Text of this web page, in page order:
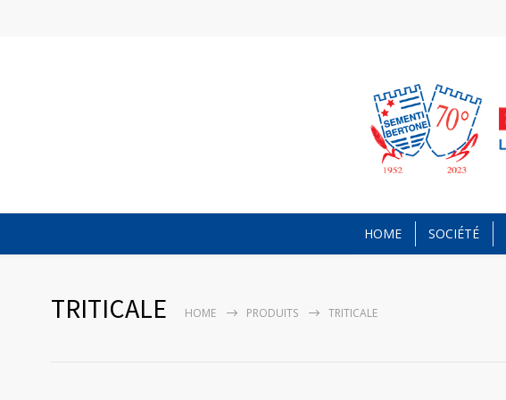
HOME SOCIÉTÉ
TRITICALE HOME PRODUITS TRITICALE